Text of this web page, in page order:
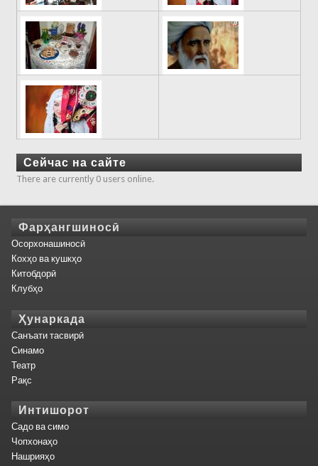
Сейчас на сайте
There are currently 0 users online.
Фарҳангшиносӣ
Осорхонашиносӣ
Кохҳо ва кушкҳо
Китобдорӣ
Клубҳо
Ҳунаркада
Санъати тасвирӣ
Синамо
Театр
Рақс
Интишорот
Садо ва симо
Чопхонаҳо
Нашрияҳо